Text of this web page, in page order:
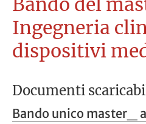
Ingegneria
dispositivi
Documenti
Bando unico master_